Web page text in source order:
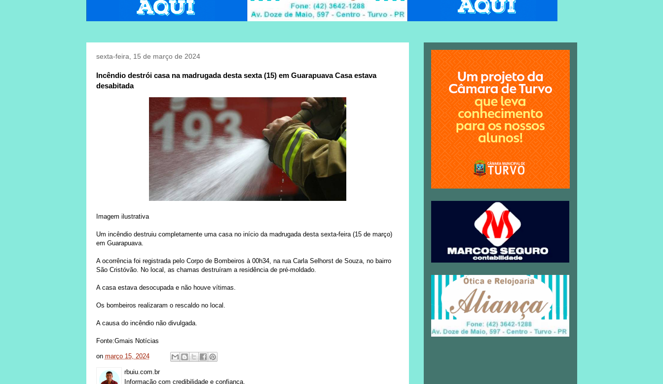
sexta-feira, 15 de março de 2024
Incêndio destrói casa na madrugada desta sexta (15) em Guarapuava Casa estava
desabitada
Imagem ilustrativa
Um incêndio destruiu completamente uma casa no início da madrugada desta sexta-feira (15 de março)
em Guarapuava.
A ocorrência foi registrada pelo Corpo de Bombeiros à 00h34, na rua Carla Selhorst de Souza, no bairro
São Cristóvão. No local, as chamas destruíram a residência de pré-moldado.
A casa estava desocupada e não houve vítimas.
Os bombeiros realizaram o rescaldo no local.
A causa do incêndio não divulgada.
Fonte:Gmais Notícias
on março 15, 2024
rbuiu.com.br
Informação com credibilidade e confiança.